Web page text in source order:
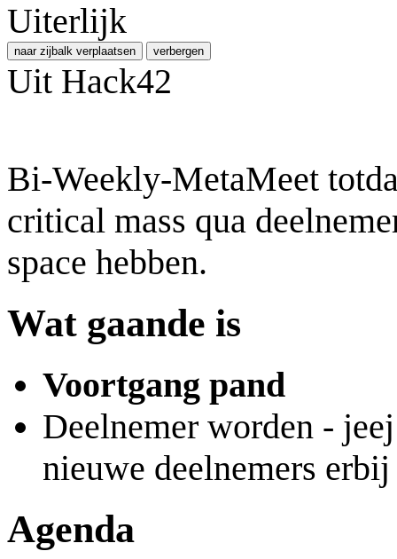
Uiterlijk
naar zijbalk verplaatsen verbergen
Uit Hack42
Bi-Weekly-MetaMeet
critical mass qua
space hebben.
Wat gaande is
Voortgang pand
Deelnemer worden - jeej
nieuwe deelnemers
Agenda